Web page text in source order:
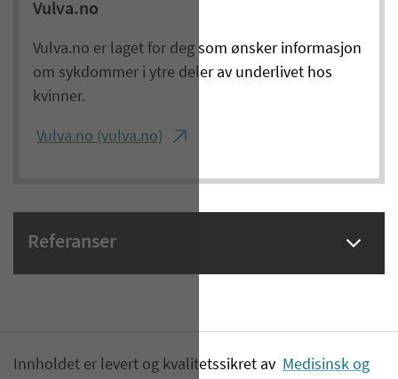
Vulva.no
Vulva.no er laget for deg som ønsker informasjon
om sykdommer i ytre deler av underlivet hos
kvinner.
Vulva.no (vulva.no)
Referanser
Innholdet er levert og kvalitetssikret av Medisinsk og